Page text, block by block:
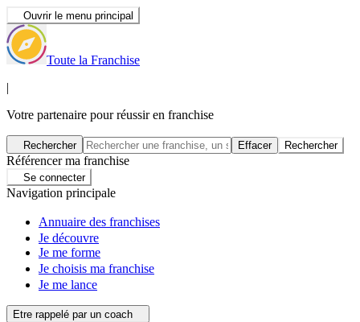
Ouvrir le menu principal
Toute la Franchise
|
Votre partenaire pour réussir en franchise
Rechercher Effacer Rechercher
Référencer ma franchise
Se connecter
Navigation principale
Annuaire des franchises
Je découvre
Je me forme
Je choisis ma franchise
Je me lance
Etre rappelé par un coach